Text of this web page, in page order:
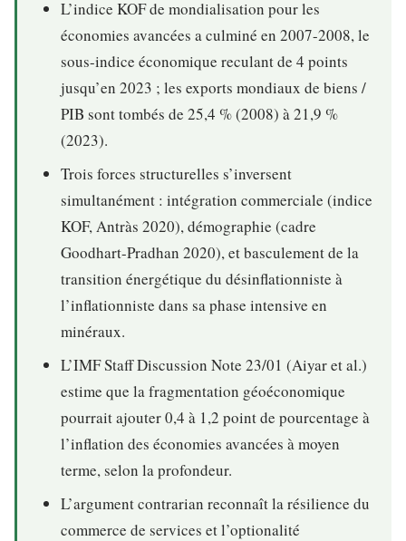
L’indice KOF de mondialisation pour les
économies avancées a culminé en 2007-2008, le
sous-indice économique reculant de 4 points
jusqu’en 2023 ; les exports mondiaux de biens /
PIB sont tombés de 25,4 % (2008) à 21,9 %
(2023).
Trois forces structurelles s’inversent
simultanément : intégration commerciale (indice
KOF, Antràs 2020), démographie (cadre
Goodhart-Pradhan 2020), et basculement de la
transition énergétique du désinflationniste à
l’inflationniste dans sa phase intensive en
minéraux.
L’IMF Staff Discussion Note 23/01 (Aiyar et al.)
estime que la fragmentation géoéconomique
pourrait ajouter 0,4 à 1,2 point de pourcentage à
l’inflation des économies avancées à moyen
terme, selon la profondeur.
L’argument contrarian reconnaît la résilience du
commerce de services et l’optionalité